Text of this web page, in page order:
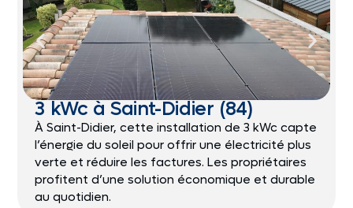
3 kWc à Saint-Didier (84)
À Saint-Didier, cette installation de 3 kWc capte
l’énergie du soleil pour offrir une électricité plus
verte et réduire les factures. Les propriétaires
profitent d’une solution économique et durable
au quotidien.